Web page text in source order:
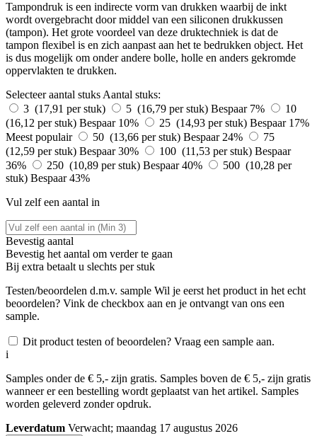
Tampondruk is een indirecte vorm van drukken waarbij de inkt
wordt overgebracht door middel van een siliconen drukkussen
(tampon). Het grote voordeel van deze druktechniek is dat de
tampon flexibel is en zich aanpast aan het te bedrukken object. Het
is dus mogelijk om onder andere bolle, holle en anders gekromde
oppervlakten te drukken.
Selecteer aantal stuks Aantal stuks:
3 (17,91 per stuk)
5 (16,79 per stuk) Bespaar 7%
10
(16,12 per stuk) Bespaar 10% 25 (14,93 per stuk) Bespaar 17%
Meest populair
50 (13,66 per stuk) Bespaar 24%
75
(12,59 per stuk) Bespaar 30% 100 (11,53 per stuk) Bespaar
36%
250 (10,89 per stuk) Bespaar 40%
500 (10,28 per
stuk) Bespaar 43%
Vul zelf een aantal in
Bevestig aantal
Bevestig het aantal om verder te gaan
Bij extra betaalt u slechts per stuk
Testen/beoordelen d.m.v. sample Wil je eerst het product in het echt
beoordelen? Vink de checkbox aan en je ontvangt van ons een
sample.
Dit product testen of beoordelen? Vraag een sample aan.
i
Samples onder de € 5,- zijn gratis. Samples boven de € 5,- zijn gratis
wanneer er een bestelling wordt geplaatst van het artikel. Samples
worden geleverd zonder opdruk.
Leverdatum Verwacht; maandag 17 augustus 2026